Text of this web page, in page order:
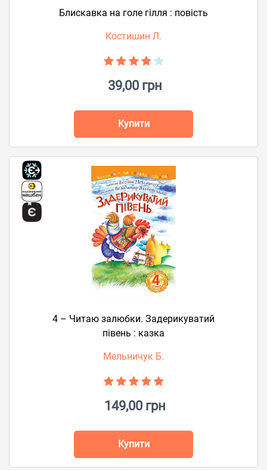
Блискавка на голе гілля : повість
Костишин Л.
39,00 грн
Купити
4 – Читаю залюбки. Задерикуватий
півень : казка
Мельничук Б.
149,00 грн
Купити